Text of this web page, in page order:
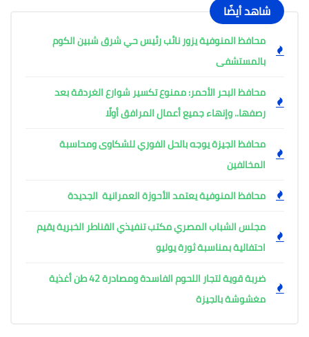
شاهد أيضًا
محافظ المنوفية يزور نائب رئيس حي شرق شبين الكوم
بالمستشفى
محافظ البحر الأحمر: ممنوع تكسير شوارع الغردقة بعد
رصفها.. وإنهاء جميع أعمال المرافق أولًا
محافظ الجيزة يوجه بالحل الفوري للشكاوى ومحاسبة
المخالفين
محافظ المنوفية يعتمد الأحوزة العمرانية الجديدة
مجلس الشباب المصري مكتب تنفيذي القناطر الخبرية يقيم
احتفالية بمناسبة ثورة يوليو
ضربة قوية لتجار اللحوم الفاسدة ومصادرة 42 طن أغذية
مغشوشة بالجيزة